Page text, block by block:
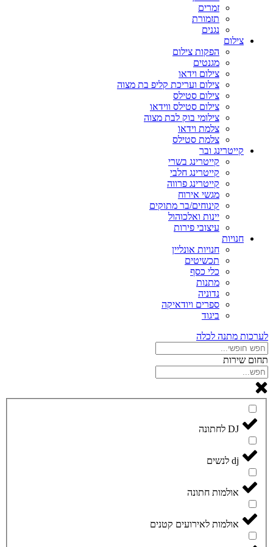
זמרים
תזמורת
נגנים
צילום
הפקות צילום
מגנטים
צילום וידאו
צילום ועריכת קליפ בת מצוה
צילום סטילס
צילום סטילס ווידאו
צילומי בוק לבת מצוה
צלמת וידאו
צלמת סטילס
קייטרינג ובר
קייטרינג בשרי
קייטרינג חלבי
קייטרינג פרווה
מגשי אירוח
קינוחים/בר מתוקים
יינות ואלכוהול
עיצובי פירות
חנויות
חנויות אונליין
תכשיטים
כלי כסף
מתנות
נדוניה
ספרים ויודאיקה
ביגוד
לערכות מתנה לכלה
תחום שירות
DJ לחתונה
dj לנשים
אולמות חתונה
אולמות לאירועים קטנים